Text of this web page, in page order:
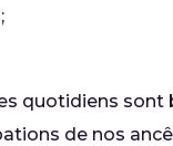
quotidiens sont
de nos